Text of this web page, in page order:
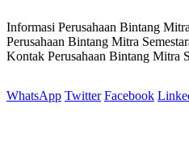
Informasi Perusahaan Bintang
Perusahaan Bintang Mitra
Kontak Perusahaan Bintang Mitra
WhatsApp Twitter Facebook